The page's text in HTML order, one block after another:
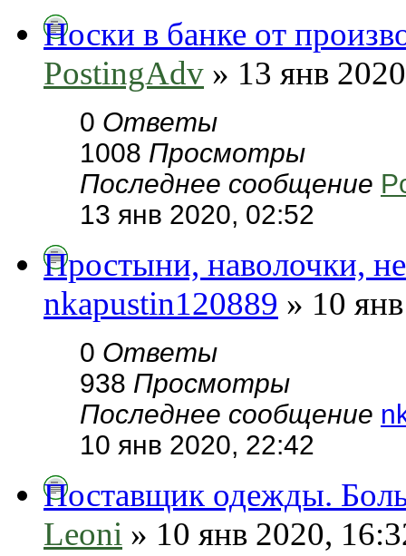
Носки в банке от
PostingAdv » 13 янв
0 Ответы
1008 Просмотры
Последнее сообщение
13 янв 2020, 02:52
Простыни, наволочки,
nkapustin120889 » 10
0 Ответы
938 Просмотры
Последнее сообщение
10 янв 2020, 22:42
Поставщик одежды.
Leoni » 10 янв 2020,